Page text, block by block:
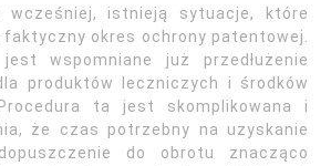
wcześniej, istnieją sytuacje, które
faktyczny okres ochrony patentowej.
wspomniane już przedłużenie
produktów leczniczych i środków
ta jest skomplikowana i
że czas potrzebny na uzyskanie
do obrotu znacząco